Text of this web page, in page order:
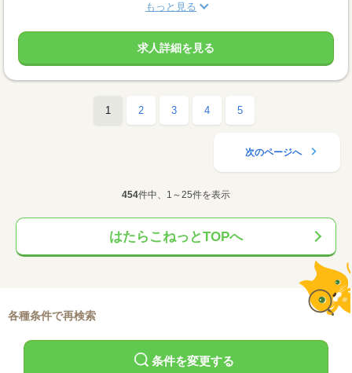
もっと見る
求人詳細を見る
1 2 3 4 5
次のページへ
454件中、1～25件を表示
はたらこねっとTOPへ
各種条件で再検索
条件を変更する